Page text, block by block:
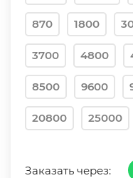
870 1800
3700 4800
8500 9600
20800 25000
Заказать через: